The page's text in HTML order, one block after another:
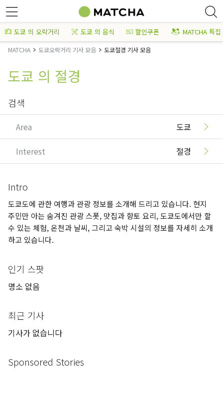
도쿄 의 오락거리 도쿄 의 음식 할인쿠폰 MATCHA 특집
MATCHA 도쿄오락거리 기사 모음 도쿄절경 기사 모음
도쿄 의 절경
검색
Area 도쿄
Interest 절경
Intro
도쿄도에 관한 여행과 관광 정보를 소개해 드리고 있습니다. 현지
주민만 아는 숨겨진 관광 스폿, 맛집과 향토 요리, 도쿄도에서만 할
수 있는 체험, 온천과 날씨, 그리고 숙박 시설의 정보를 자세히 소개
하고 있습니다.
인기 스팟
명소 없음
최근 기사
기사가 없습니다
Sponsored Stories